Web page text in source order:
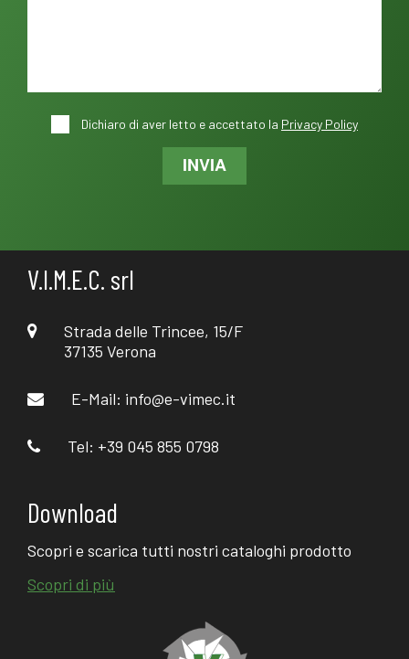
Dichiaro di aver letto e accettato la Privacy Policy
INVIA
V.I.M.E.C. srl
Strada delle Trincee, 15/F
37135 Verona
E-Mail: info@e-vimec.it
Tel: +39 045 855 0798
Download
Scopri e scarica tutti nostri cataloghi prodotto
Scopri di più